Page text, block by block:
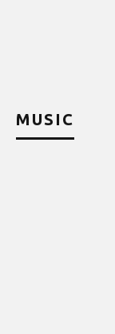
MUSIC